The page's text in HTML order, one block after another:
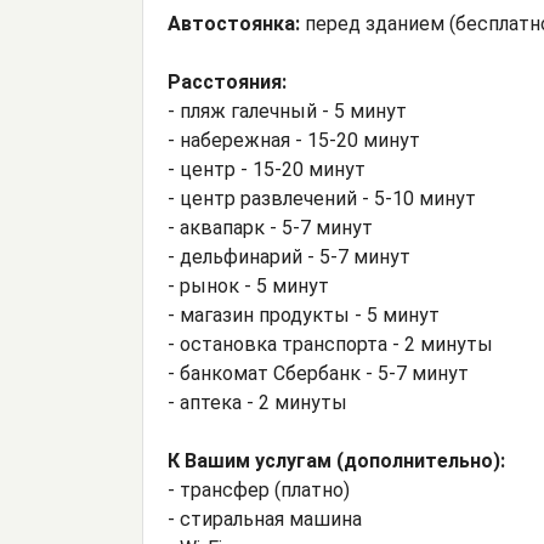
Автостоянка: перед зданием
Расстояния:
- пляж галечный - 5 минут
- набережная - 15-20 минут
- центр - 15-20 минут
- центр развлечений - 5-10 минут
- аквапарк - 5-7 минут
- дельфинарий - 5-7 минут
- рынок - 5 минут
- магазин продукты - 5 минут
- остановка транспорта - 2 минуты
- банкомат Сбербанк - 5-7 минут
- аптека - 2 минуты
К Вашим услугам (дополнительно):
- трансфер (платно)
- стиральная машина